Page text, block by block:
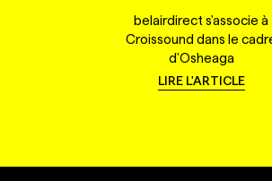
belairdirect s'associe à
Croissound dans le
d'Osheaga
LIRE L'ARTICLE